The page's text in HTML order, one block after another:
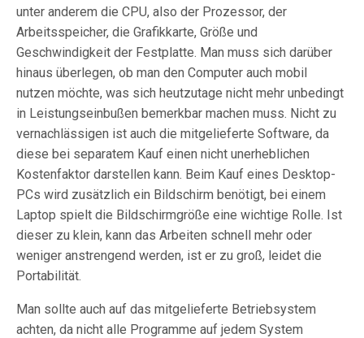
unter anderem die CPU, also der Prozessor, der
Arbeitsspeicher, die Grafikkarte, Größe und
Geschwindigkeit der Festplatte. Man muss sich darüber
hinaus überlegen, ob man den Computer auch mobil
nutzen möchte, was sich heutzutage nicht mehr unbedingt
in Leistungseinbußen bemerkbar machen muss. Nicht zu
vernachlässigen ist auch die mitgelieferte Software, da
diese bei separatem Kauf einen nicht unerheblichen
Kostenfaktor darstellen kann. Beim Kauf eines Desktop-
PCs wird zusätzlich ein Bildschirm benötigt, bei einem
Laptop spielt die Bildschirmgröße eine wichtige Rolle. Ist
dieser zu klein, kann das Arbeiten schnell mehr oder
weniger anstrengend werden, ist er zu groß, leidet die
Portabilität.
Man sollte auch auf das mitgelieferte Betriebsystem
achten, da nicht alle Programme auf jedem System